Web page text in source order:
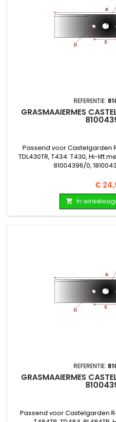
REFERENTIE:
GRASMAAIERMES
Passend voor Castelgarden
TDL430TR, T434. T430, Hi-lift
81004396/0,
Prijs
€
 In
REFERENTIE:
GRASMAAIERMES
Passend voor Castelgarden